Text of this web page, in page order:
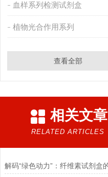
血样系列检测试剂盒
植物光合作用系列
查看全部
相关文章
RELATED ARTICLES